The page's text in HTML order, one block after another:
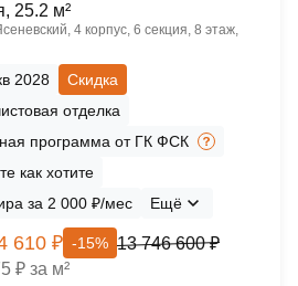
25.2 м²
4 корпус, 6 секция, 8 этаж,
2028
Скидка
отделка
программа от ГК ФСК
как хотите
за 2 000 ₽/мес
Ещё
610 ₽ -15% 13 746 600 ₽
₽ за м²